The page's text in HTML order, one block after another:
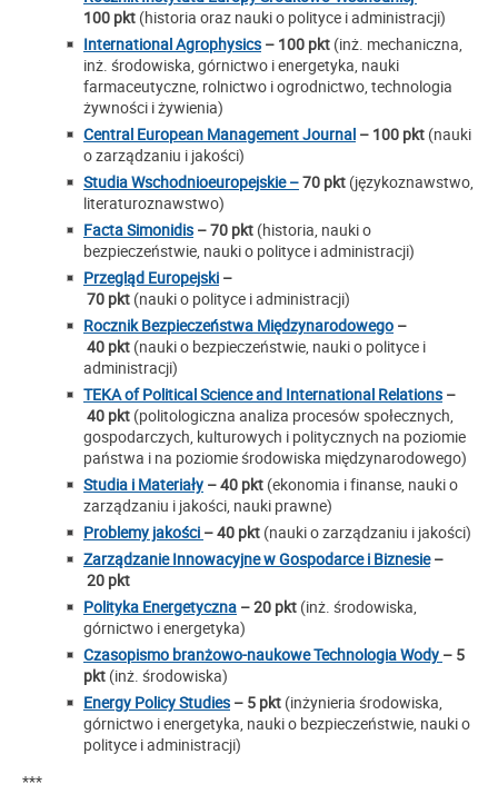
100 pkt (historia oraz nauki o polityce i administracji)
International Agrophysics – 100 pkt (inż. mechaniczna,
inż. środowiska, górnictwo i energetyka, nauki
farmaceutyczne, rolnictwo i ogrodnictwo, technologia
żywności i żywienia)
Central European Management Journal – 100 pkt (nauki
o zarządzaniu i jakości)
Studia Wschodnioeuropejskie –70 pkt (językoznawstwo,
literaturoznawstwo)
Facta Simonidis – 70 pkt (historia, nauki o
bezpieczeństwie, nauki o polityce i administracji)
Przegląd Europejski –
70 pkt (nauki o polityce i administracji)
Rocznik Bezpieczeństwa Międzynarodowego –
40 pkt (nauki o bezpieczeństwie, nauki o polityce i
administracji)
TEKA of Political Science and International Relations –
40 pkt (politologiczna analiza procesów społecznych,
gospodarczych, kulturowych i politycznych na poziomie
państwa i na poziomie środowiska międzynarodowego)
Studia i Materiały – 40 pkt (ekonomia i finanse, nauki o
zarządzaniu i jakości, nauki prawne)
Problemy jakości – 40 pkt (nauki o zarządzaniu i jakości)
Zarządzanie Innowacyjne w Gospodarce i Biznesie–
20 pkt
Polityka Energetyczna – 20 pkt (inż. środowiska,
górnictwo i energetyka)
Czasopismo branżowo-naukowe Technologia Wody – 5
pkt (inż. środowiska)
Energy Policy Studies – 5 pkt (inżynieria środowiska,
górnictwo i energetyka, nauki o bezpieczeństwie, nauki o
polityce i administracji)
***